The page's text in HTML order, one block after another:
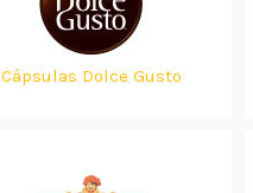
Cápsulas Dolce Gusto